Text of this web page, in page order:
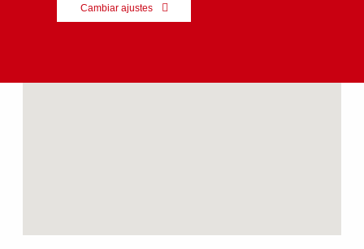
Cambiar ajustes